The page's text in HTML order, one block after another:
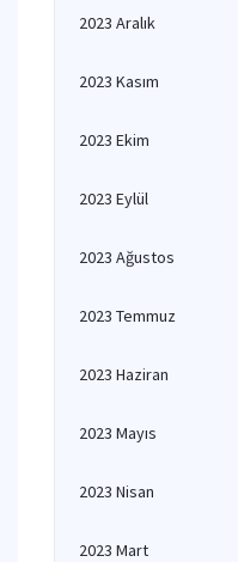
2023 Aralık
2023 Kasım
2023 Ekim
2023 Eylül
2023 Ağustos
2023 Temmuz
2023 Haziran
2023 Mayıs
2023 Nisan
2023 Mart